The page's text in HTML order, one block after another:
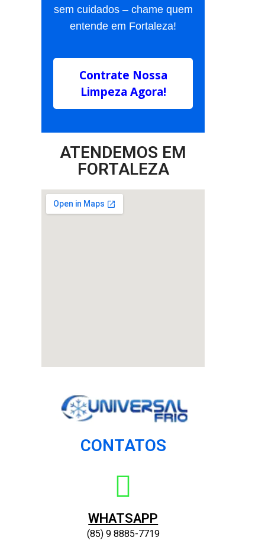
sem cuidados – chame quem
entende em Fortaleza!
Contrate Nossa
Limpeza Agora!
ATENDEMOS EM
FORTALEZA
CONTATOS
WHATSAPP
(85) 9 8885-7719